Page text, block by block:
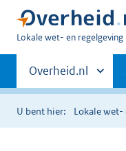
U
hier:
Lokale wet- en regelgeving
Primaire
navigatie
Andere
sites
binnen
Overheid.nl
U bent hier: Lokale wet-